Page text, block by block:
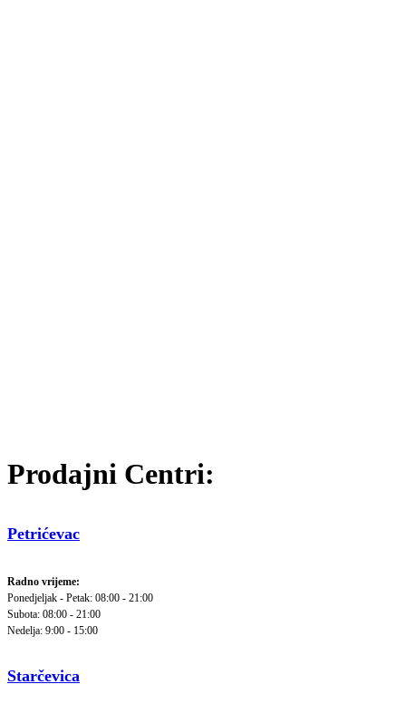
Prodajni Centri:
Petrićevac
Radno vrijeme:
Ponedjeljak - Petak: 08:00 - 21:00
Subota: 08:00 - 21:00
Nedelja: 9:00 - 15:00
Starčevica